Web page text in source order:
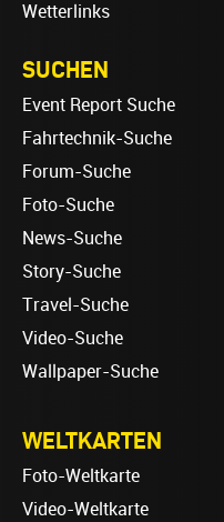
Wetterlinks
SUCHEN
Event Report Suche
Fahrtechnik-Suche
Forum-Suche
Foto-Suche
News-Suche
Story-Suche
Travel-Suche
Video-Suche
Wallpaper-Suche
WELTKARTEN
Foto-Weltkarte
Video-Weltkarte